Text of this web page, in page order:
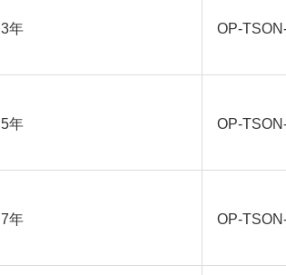
3年 OP-
5年 OP-
7年 OP-